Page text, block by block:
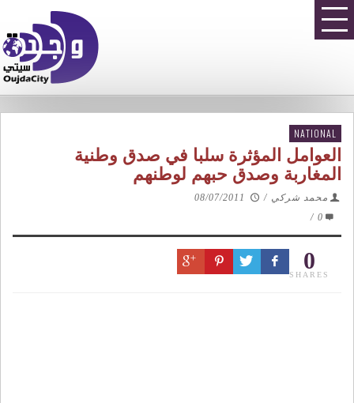
NATIONAL
العوامل المؤثرة سلبا في صدق وطنية
المغاربة وصدق حبهم لوطنهم
محمد شركي /
08/07/2011
0
/
0
SHARES